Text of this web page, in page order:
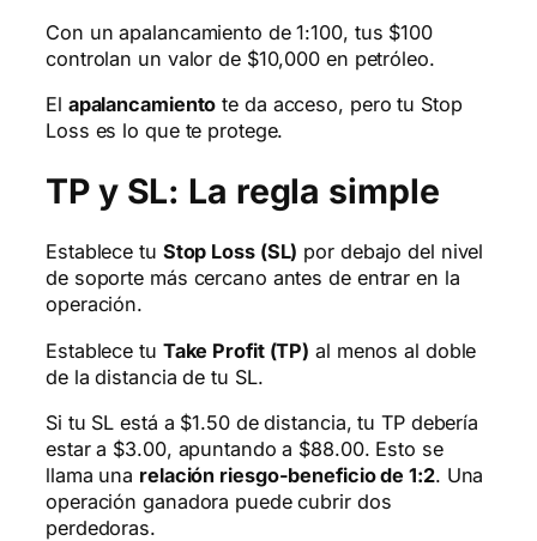
Con un apalancamiento de 1:100, tus $100
controlan un valor de $10,000 en petróleo.
El apalancamiento te da acceso, pero tu Stop
Loss es lo que te protege.
TP y SL: La regla simple
Establece tu Stop Loss (SL) por debajo del nivel
de soporte más cercano antes de entrar en la
operación.
Establece tu Take Profit (TP) al menos al doble
de la distancia de tu SL.
Si tu SL está a $1.50 de distancia, tu TP debería
estar a $3.00, apuntando a $88.00. Esto se
llama una relación riesgo-beneficio de 1:2. Una
operación ganadora puede cubrir dos
perdedoras.